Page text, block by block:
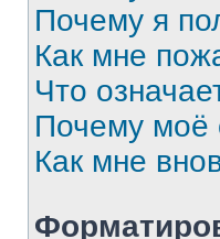
Почему я
Как мне
Что
Почему моё
Как мне